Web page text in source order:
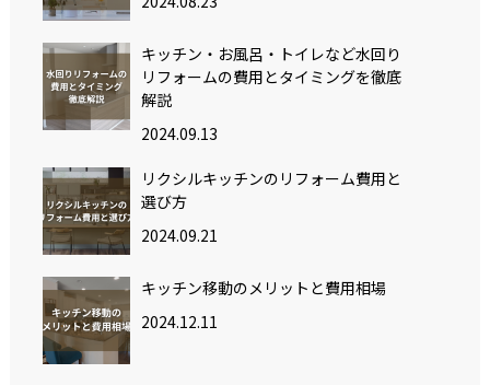
キッチン・お風呂・トイレなど水回り
リフォームの費用とタイミングを徹底
解説
2024.09.13
リクシルキッチンのリフォーム費用と
選び方
2024.09.21
キッチン移動のメリットと費用相場
2024.12.11